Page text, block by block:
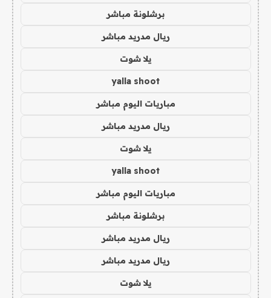
برشلونة مباشر
ريال مدريد مباشر
يلا شوت
yalla shoot
مباريات اليوم مباشر
ريال مدريد مباشر
يلا شوت
yalla shoot
مباريات اليوم مباشر
برشلونة مباشر
ريال مدريد مباشر
ريال مدريد مباشر
يلا شوت